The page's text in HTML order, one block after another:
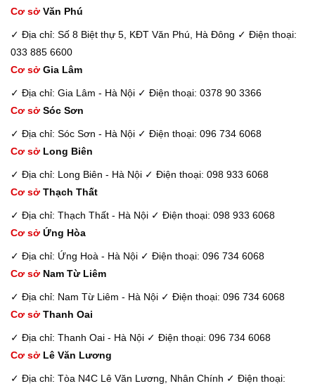
Cơ sở Văn Phú
✓ Địa chỉ: Số 8 Biệt thự 5, KĐT Văn Phú, Hà Đông ✓ Điện thoại:
033 885 6600
Cơ sở Gia Lâm
✓ Địa chỉ: Gia Lâm - Hà Nội ✓ Điện thoại: 0378 90 3366
Cơ sở Sóc Sơn
✓ Địa chỉ: Sóc Sơn - Hà Nội ✓ Điện thoại: 096 734 6068
Cơ sở Long Biên
✓ Địa chỉ: Long Biên - Hà Nội ✓ Điện thoại: 098 933 6068
Cơ sở Thạch Thất
✓ Địa chỉ: Thạch Thất - Hà Nội ✓ Điện thoại: 098 933 6068
Cơ sở Ứng Hòa
✓ Địa chỉ: Ứng Hoà - Hà Nội ✓ Điện thoại: 096 734 6068
Cơ sở Nam Từ Liêm
✓ Địa chỉ: Nam Từ Liêm - Hà Nội ✓ Điện thoại: 096 734 6068
Cơ sở Thanh Oai
✓ Địa chỉ: Thanh Oai - Hà Nội ✓ Điện thoại: 096 734 6068
Cơ sở Lê Văn Lương
✓ Địa chỉ: Tòa N4C Lê Văn Lương, Nhân Chính ✓ Điện thoại: